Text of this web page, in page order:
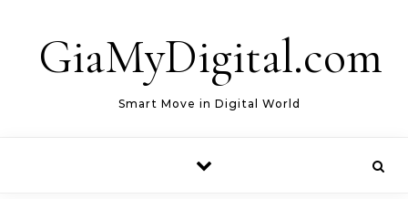
GiaMyDigital.com
Smart Move in Digital World